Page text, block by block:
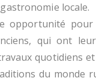
locale.
opportunité pour
qui ont
travaux quotidiens
du monde